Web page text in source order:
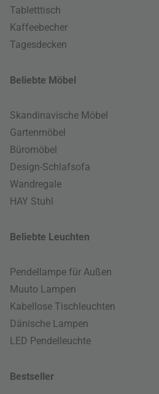
Tabletttisch
Kaffeebecher
Tagesdecken
Beliebte Möbel
Skandinavische Möbel
Gartenmöbel
Büromöbel
Design-Schlafsofa
Wandregale
HAY Stuhl
Beliebte Leuchten
Pendellampe für Außen
Muuto Lampen
Kabellose Tischleuchten
Dänische Lampen
LED Pendelleuchte
Bestseller